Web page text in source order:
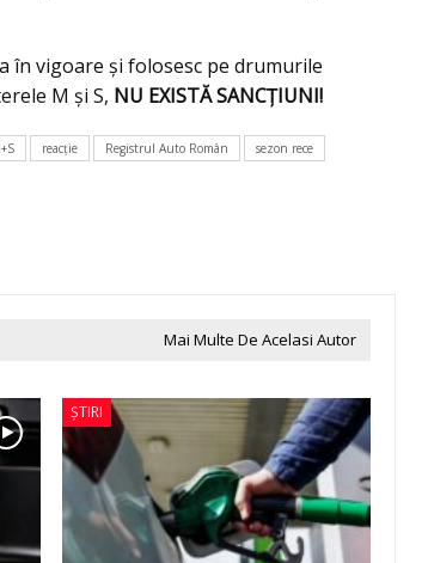
în vigoare și folosesc pe drumurile
M și S, NU EXISTĂ SANCȚIUNI!
reacţie Registrul Auto Român sezon rece
Mai Multe De Acelasi Autor
ȘTIRI